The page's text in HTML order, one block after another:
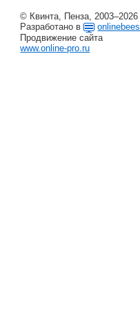
© Квинта, Пенза, 2003–2026
Разработано в
onlinebees
Продвижение сайта
www.online-pro.ru